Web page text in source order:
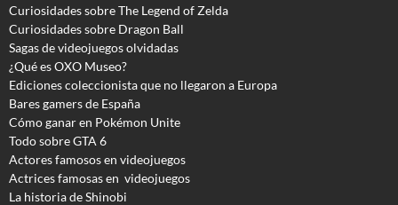
Curiosidades sobre The Legend of Zelda
Curiosidades sobre Dragon Ball
Sagas de videojuegos olvidadas
¿Qué es OXO Museo?
Ediciones coleccionista que no llegaron a Europa
Bares gamers de España
Cómo ganar en Pokémon Unite
Todo sobre GTA 6
Actores famosos en videojuegos
Actrices famosas en videojuegos
La historia de Shinobi